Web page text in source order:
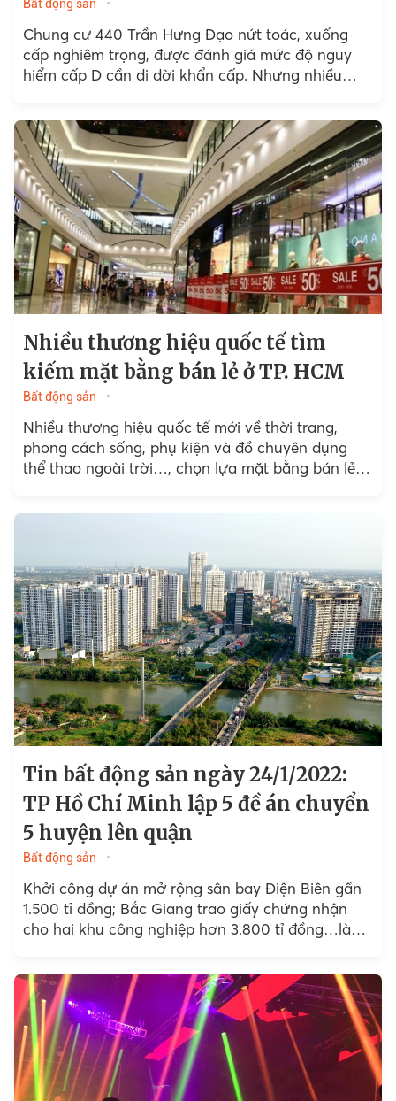
Bất động sản
Chung cư 440 Trần Hưng Đạo nứt toác, xuống
cấp nghiêm trọng, được đánh giá mức độ nguy
hiểm cấp D cần di dời khẩn cấp. Nhưng nhiều
bám trụ tại đây.
Nhiều thương hiệu quốc tế tìm
kiếm mặt bằng bán lẻ ở TP. HCM
Bất động sản
Nhiều thương hiệu quốc tế mới về thời trang,
phong cách sống, phụ kiện và đồ chuyên dụng
thể thao ngoài trời…, chọn lựa mặt bằng bán lẻ
Tin bất động sản ngày 24/1/2022:
TP Hồ Chí Minh lập 5 đề án chuyển
5 huyện lên quận
Bất động sản
Khởi công dự án mở rộng sân bay Điện Biên gần
1.500 tỉ đồng; Bắc Giang trao giấy chứng nhận
cho hai khu công nghiệp hơn 3.800 tỉ đồng…là